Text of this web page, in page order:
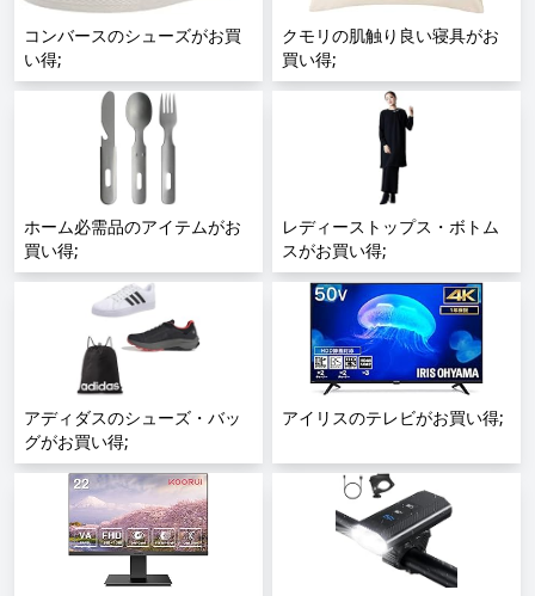
コンバースのシューズがお買
い得;
クモリの肌触り良い寝具がお
買い得;
ホーム必需品のアイテムがお
買い得;
レディーストップス・ボトム
スがお買い得;
アディダスのシューズ・バッ
グがお買い得;
アイリスのテレビがお買い得;